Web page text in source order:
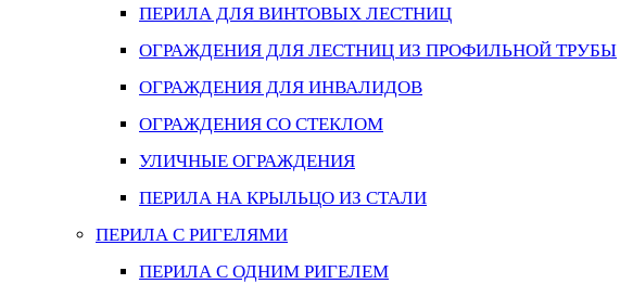
ПЕРИЛА ДЛЯ ВИНТОВЫХ ЛЕСТНИЦ
ОГРАЖДЕНИЯ ДЛЯ ЛЕСТНИЦ ИЗ ПРОФИЛЬНОЙ ТРУБЫ
ОГРАЖДЕНИЯ ДЛЯ ИНВАЛИДОВ
ОГРАЖДЕНИЯ СО СТЕКЛОМ
УЛИЧНЫЕ ОГРАЖДЕНИЯ
ПЕРИЛА НА КРЫЛЬЦО ИЗ СТАЛИ
ПЕРИЛА С РИГЕЛЯМИ
ПЕРИЛА С ОДНИМ РИГЕЛЕМ